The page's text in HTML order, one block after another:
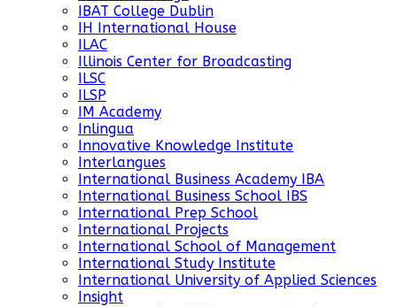
IBAT College Dublin
IH International House
ILAC
Illinois Center for Broadcasting
ILSC
ILSP
IM Academy
Inlingua
Innovative Knowledge Institute
Interlangues
International Business Academy IBA
International Business School IBS
International Prep School
International Projects
International School of Management
International Study Institute
International University of Applied Sciences
Insight